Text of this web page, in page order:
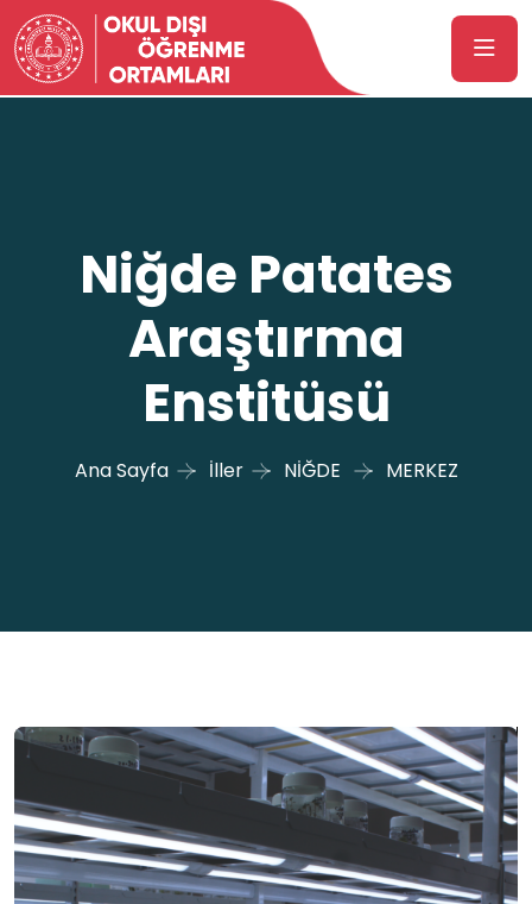
Niğde Patates
Araştırma
Enstitüsü
Ana Sayfa İller NİĞDE MERKEZ